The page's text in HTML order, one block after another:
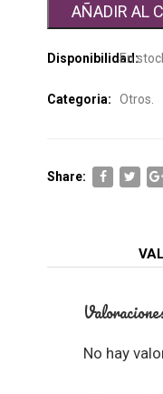
AÑADIR AL
Disponibilidad:
En
Categoria: Otros.
Share:
No hay